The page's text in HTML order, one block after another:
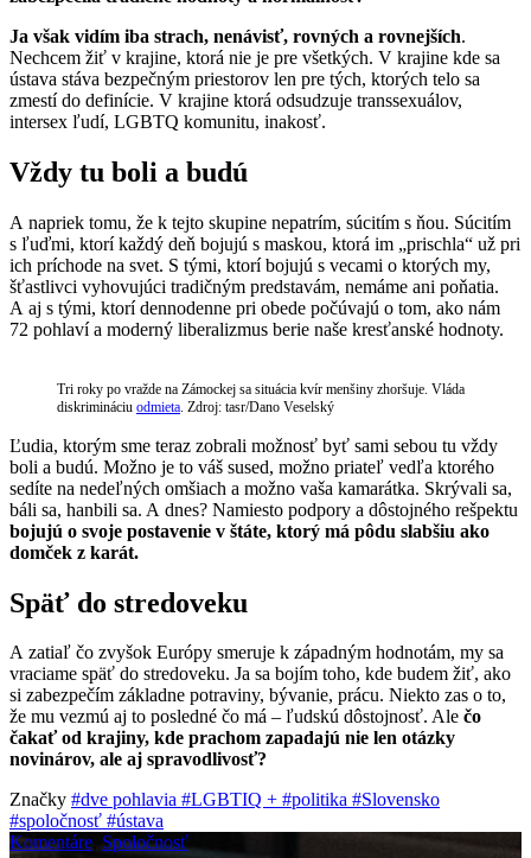
Ja však vidím iba strach, nenávisť, rovných a rovnejších.
Nechcem žiť v krajine, ktorá nie je pre všetkých. V krajine kde sa
ústava stáva bezpečným priestorov len pre tých, ktorých telo sa
zmestí do definície. V krajine ktorá odsudzuje transsexuálov,
intersex ľudí, LGBTQ komunitu, inakosť.
Vždy tu boli a budú
A napriek tomu, že k tejto skupine nepatrím, súcitím s ňou. Súcitím
s ľuďmi, ktorí každý deň bojujú s maskou, ktorá im „prischla“ už pri
ich príchode na svet. S tými, ktorí bojujú s vecami o ktorých my,
šťastlivci vyhovujúci tradičným predstavám, nemáme ani poňatia.
A aj s tými, ktorí dennodenne pri obede počúvajú o tom, ako nám
72 pohlaví a moderný liberalizmus berie naše kresťanské hodnoty.
Tri roky po vražde na Zámockej sa situácia kvír menšiny zhoršuje. Vláda
diskrimináciu odmieta . Zdroj: tasr/Dano Veselský
Ľudia, ktorým sme teraz zobrali možnosť byť sami sebou tu vždy
boli a budú. Možno je to váš sused, možno priateľ vedľa ktorého
sedíte na nedeľných omšiach a možno vaša kamarátka. Skrývali sa,
báli sa, hanbili sa. A dnes? Namiesto podpory a dôstojného rešpektu
bojujú o svoje postavenie v štáte, ktorý má pôdu slabšiu ako
domček z karát.
Späť do stredoveku
A zatiaľ čo zvyšok Európy smeruje k západným hodnotám, my sa
vraciame späť do stredoveku. Ja sa bojím toho, kde budem žiť, ako
si zabezpečím základne potraviny, bývanie, prácu. Niekto zas o to,
že mu vezmú aj to posledné čo má – ľudskú dôstojnosť. Ale čo
čakať od krajiny, kde prachom zapadajú nie len otázky
novinárov, ale aj spravodlivosť?
Značky #dve pohlavia #LGBTIQ + #politika #Slovensko
#spoločnosť #ústava
Komentáre Spoločnosť